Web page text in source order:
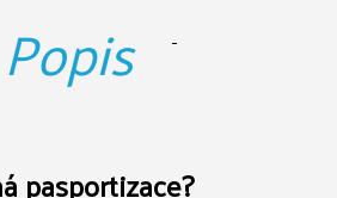
Popis
pasportizace?